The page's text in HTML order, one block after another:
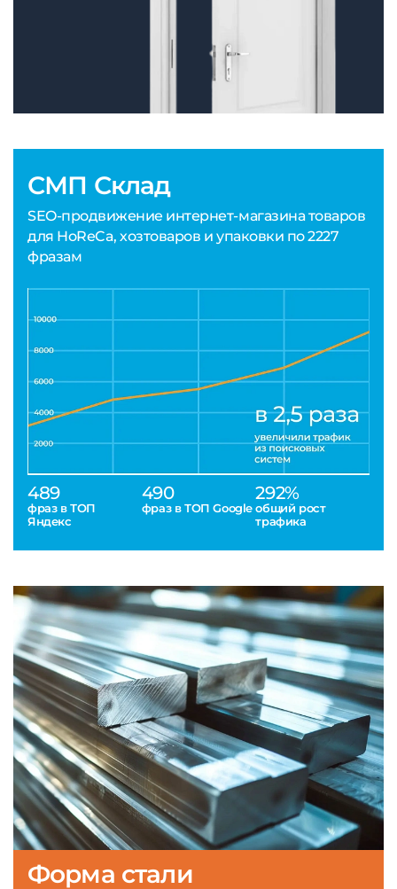
СМП Склад
SEO-продвижение интернет-магазина товаров
для HoReCa, хозтоваров и упаковки по 2227
фразам
489
фраз в ТОП
Яндекс
490
фраз в ТОП Google
292%
общий рост
трафика
Форма стали